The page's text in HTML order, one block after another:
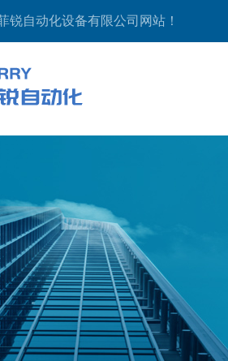
锐自动化设备有限公司网站！